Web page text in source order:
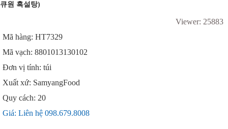
큐원 흑설탕)
Viewer: 25883
Mã hàng: HT7329
Mã vạch: 8801013130102
Đơn vị tính: túi
Xuất xứ: SamyangFood
Quy cách: 20
Giá: Liên hệ 098.679.8008